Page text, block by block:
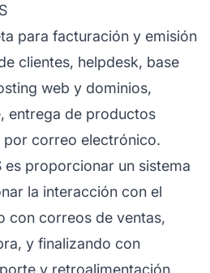
para facturación y emisión
clientes, helpdesk, base
web y dominios,
entrega de productos
correo electrónico.
es proporcionar un sistema
la interacción con el
con correos de ventas,
y finalizando con
y retroalimentación.